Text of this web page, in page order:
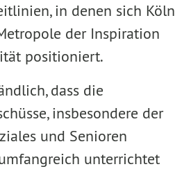
in denen sich Köln
der Inspiration
positioniert.
dass die
insbesondere der
und Senioren
unterrichtet